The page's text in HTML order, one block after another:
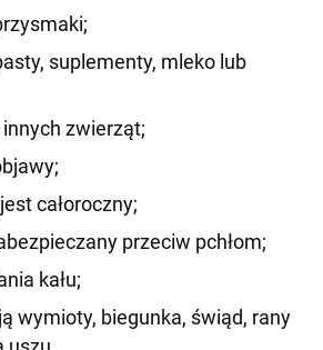
suplementy, mleko lub
zwierząt;
całoroczny;
przeciw pchłom;
kału;
wymioty, biegunka, świąd, rany